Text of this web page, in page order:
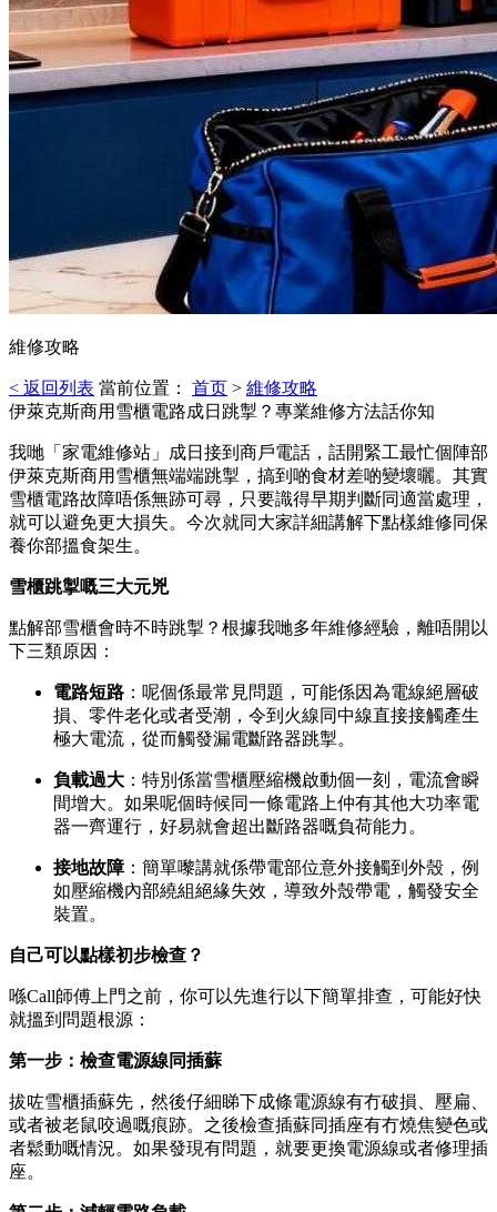
維修攻略
< 返回列表 當前位置： 首页 > 維修攻略
伊萊克斯商用雪櫃電路成日跳掣？專業維修方法話你知
我哋「家電維修站」成日接到商戶電話，話開緊工最忙個陣部
伊萊克斯商用雪櫃無端端跳掣，搞到啲食材差啲變壞曬。其實
雪櫃電路故障唔係無跡可尋，只要識得早期判斷同適當處理，
就可以避免更大損失。今次就同大家詳細講解下點樣維修同保
養你部搵食架生。
雪櫃跳掣嘅三大元兇
點解部雪櫃會時不時跳掣？根據我哋多年維修經驗，離唔開以
下三類原因：
電路短路 ：呢個係最常見問題，可能係因為電線絕層破
損、零件老化或者受潮，令到火線同中線直接接觸產生
極大電流，從而觸發漏電斷路器跳掣。
負載過大 ：特別係當雪櫃壓縮機啟動個一刻，電流會瞬
間增大。如果呢個時候同一條電路上仲有其他大功率電
器一齊運行，好易就會超出斷路器嘅負荷能力。
接地故障：簡單嚟講就係帶電部位意外接觸到外殼，例
如壓縮機內部繞組絕緣失效，導致外殼帶電，觸發安全
裝置。
自己可以點樣初步檢查？
喺Call師傅上門之前，你可以先進行以下簡單排查，可能好快
就搵到問題根源：
第一步：檢查電源線同插蘇
拔咗雪櫃插蘇先，然後仔細睇下成條電源線有冇破損、壓扁、
或者被老鼠咬過嘅痕跡。之後檢查插蘇同插座有冇燒焦變色或
者鬆動嘅情況。如果發現有問題，就要更換電源線或者修理插
座。